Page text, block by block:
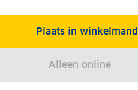
Plaats in winkelmand
Alleen online